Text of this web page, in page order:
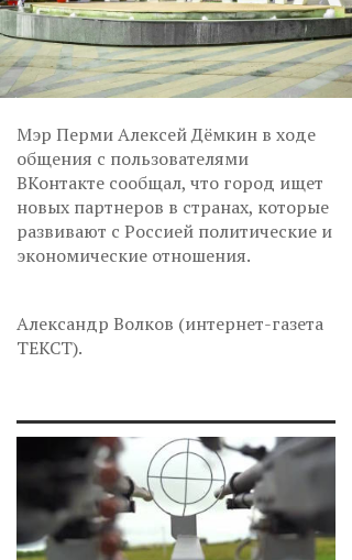
Мэр Перми Алексей Дёмкин в ходе
общения с пользователями
ВКонтакте сообщал, что город ищет
новых партнеров в странах, которые
развивают с Россией политические и
экономические отношения.
Александр Волков (интернет-газета
ТЕКСТ).